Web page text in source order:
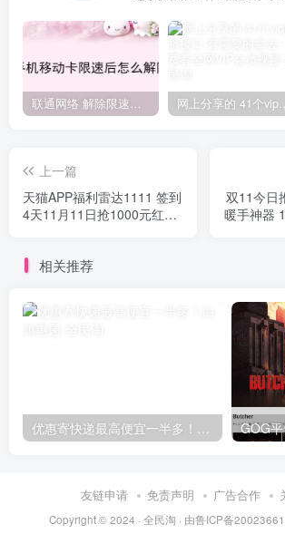
联通网络 解除限速方法参考！畅享、畅玩、老白干等及其它地区自测了 网上分享的 41个vip解
上一篇
天猫APP福利雷达1111 签到
4天11月11日抢1000元红包
双11今日
暖手神器
相关推荐
优惠寄快递最高便宜一半多！白鸽惠递
友链申请 免责声明 广告合作
Copyright © 2024 · 全民淘 · 由鲁ICP备